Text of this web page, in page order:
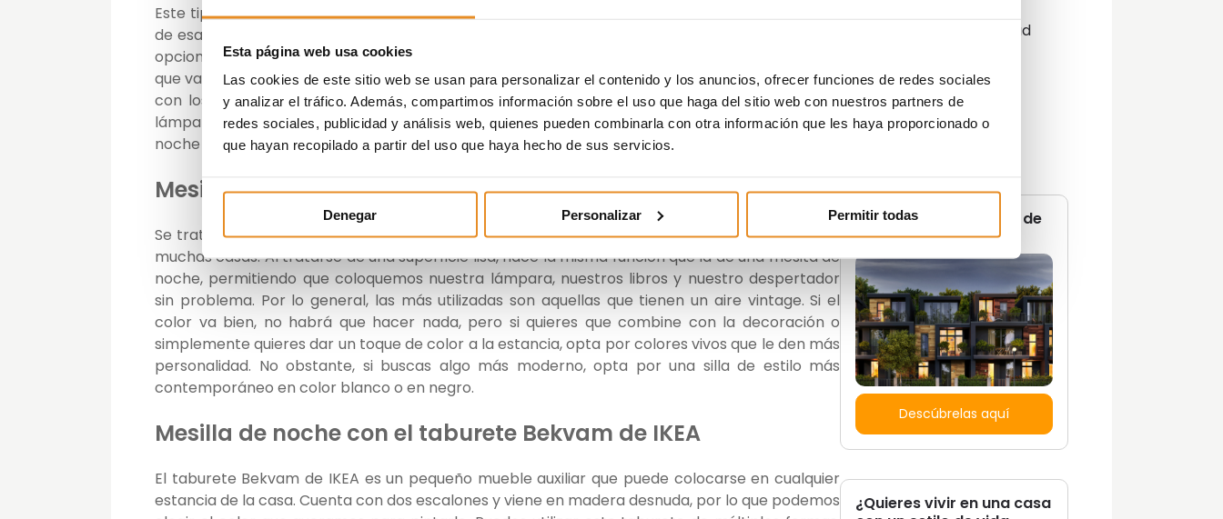
Esta página web usa cookies
Las cookies de este sitio web se usan para personalizar el contenido y los anuncios, ofrecer funciones de redes sociales
y analizar el tráfico. Además, compartimos información sobre el uso que haga del sitio web con nuestros partners de
redes sociales, publicidad y análisis web, quienes pueden combinarla con otra información que les haya proporcionado o
que hayan recopilado a partir del uso que haya hecho de sus servicios.
Denegar Personalizar Permitir todas
Este tipo de mesitas de noche son ideales para los que buscan un estilo más romántico. Si eres
de esas personas a las que les aburren las clásicas mesitas de noche y prefieres buscar otras
opciones, las maletas viejas son una excelente idea. Lo único que deberás tener en cuenta es
que vayan a juego con la decoración. Solamente tienes que apilarlas de mayor a menor jugando
con los tamaños, sin tener que realizar ninguna tarea de bricolaje. Después coloca alguna
lámpara vintage que combine con la sobriedad del cuero y podrás disfrutar de una mesita de
noche de lo más original.
Mesilla de noche con sillas viejas
Se trata de una idea que cada vez ha ido ganando más popularidad y que ya podemos ver en
muchas casas. Al tratarse de una superficie lisa, hace la misma función que la de una mesita de
noche, permitiendo que coloquemos nuestra lámpara, nuestros libros y nuestro despertador
sin problema. Por lo general, las más utilizadas son aquellas que tienen un aire vintage. Si el
color va bien, no habrá que hacer nada, pero si quieres que combine con la decoración o
simplemente quieres dar un toque de color a la estancia, opta por colores vivos que le den más
personalidad. No obstante, si buscas algo más moderno, opta por una silla de estilo más
contemporáneo en color blanco o en negro.
Mesilla de noche con el taburete Bekvam de IKEA
El taburete Bekvam de IKEA es un pequeño mueble auxiliar que puede colocarse en cualquier
estancia de la casa. Cuenta con dos escalones y viene en madera desnuda, por lo que podemos
Innovación y sostenibilidad
Lifestyle y decoración
Opinión del Experto
Podcast
No te pierdas ninguna de
nuestrasguías
Descúbrelas aquí
¿Quieres vivir en una casa